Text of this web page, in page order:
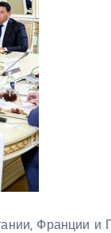
Франции и